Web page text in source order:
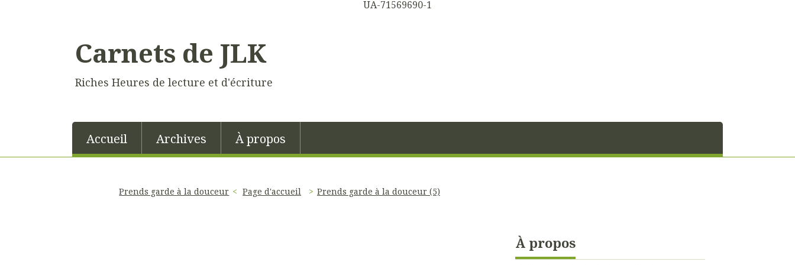
UA-71569690-1
Carnets de JLK
Riches Heures de lecture et d'écriture
Accueil Archives À propos
Prends garde à la douceur Page d'accueil Prends garde à la douceur (5)
À propos